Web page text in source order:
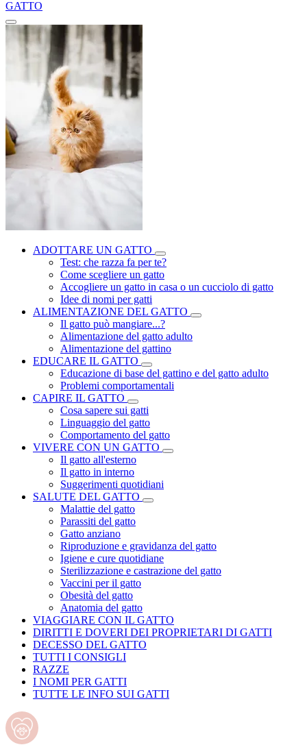
GATTO
ADOTTARE UN GATTO
Test: che razza fa per te?
Come scegliere un gatto
Accogliere un gatto in casa o un cucciolo di gatto
Idee di nomi per gatti
ALIMENTAZIONE DEL GATTO
Il gatto può mangiare...?
Alimentazione del gatto adulto
Alimentazione del gattino
EDUCARE IL GATTO
Educazione di base del gattino e del gatto adulto
Problemi comportamentali
CAPIRE IL GATTO
Cosa sapere sui gatti
Linguaggio del gatto
Comportamento del gatto
VIVERE CON UN GATTO
Il gatto all'esterno
Il gatto in interno
Suggerimenti quotidiani
SALUTE DEL GATTO
Malattie del gatto
Parassiti del gatto
Gatto anziano
Riproduzione e gravidanza del gatto
Igiene e cure quotidiane
Sterilizzazione e castrazione del gatto
Vaccini per il gatto
Obesità del gatto
Anatomia del gatto
VIAGGIARE CON IL GATTO
DIRITTI E DOVERI DEI PROPRIETARI DI GATTI
DECESSO DEL GATTO
TUTTI I CONSIGLI
RAZZE
I NOMI PER GATTI
TUTTE LE INFO SUI GATTI